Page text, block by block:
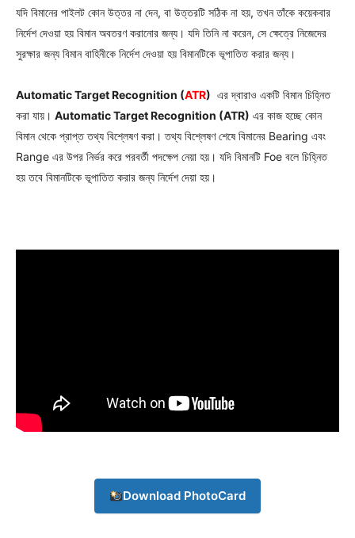
যদি বিমানের পাইলট কোন উত্তর না দেন, বা উত্তরটি সঠিক না হয়, তখন তাঁকে কয়েকবার
নির্দেশ দেওয়া হয় বিমান অবতরণ করানোর জন্য। যদি তিনি না করেন, সে ক্ষেত্রে নিজেদের
সুরক্ষার জন্য বিমান বাহিনীকে নির্দেশ দেওয়া হয় বিমানটিকে ভূপাতিত করার জন্য।
Automatic Target Recognition (ATR) এর দ্বারাও একটি বিমান চিহ্নিত
করা যায়। Automatic Target Recognition (ATR) এর কাজ হচ্ছে কোন
বিমান থেকে প্রাপ্ত তথ্য বিশ্লেষণ করা। তথ্য বিশ্লেষণ শেষে বিমানের Bearing এবং
Range এর উপর নির্ভর করে পরবর্তী পদক্ষেপ নেয়া হয়। যদি বিমানটি Foe বলে চিহ্নিত
হয় তবে বিমানটিকে ভূপাতিত করার জন্য নির্দেশ দেয়া হয়।
Download PhotoCard